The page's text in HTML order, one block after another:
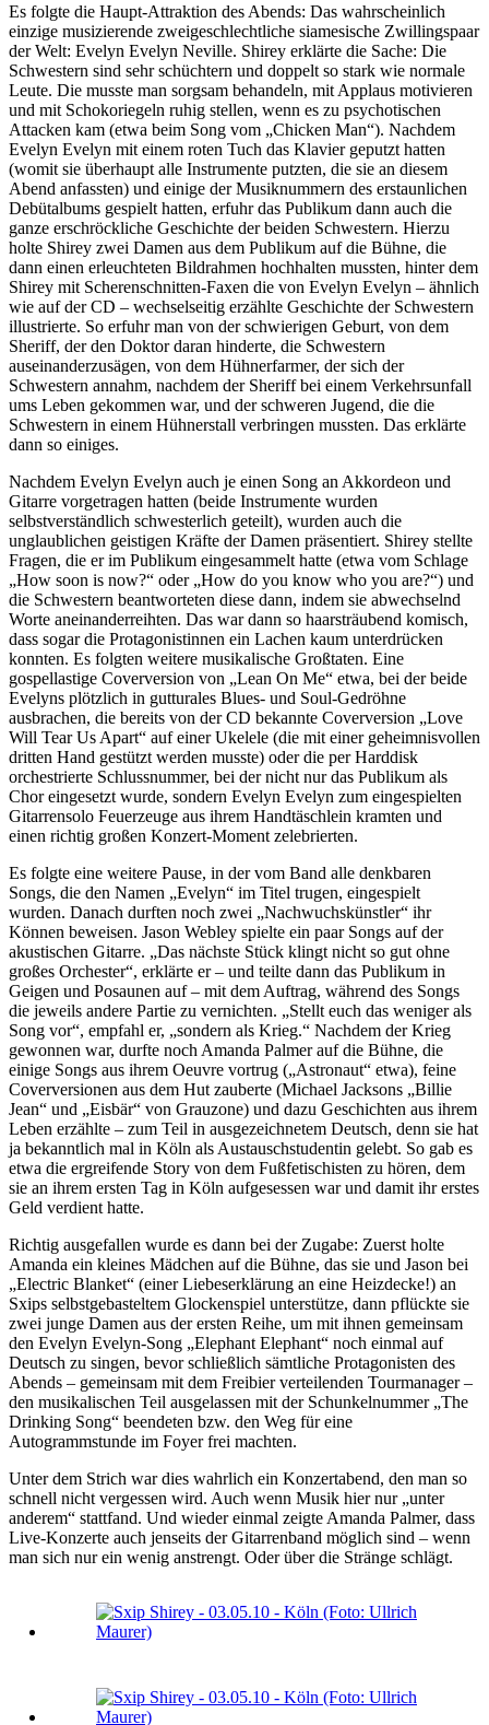
Es folgte die Haupt-Attraktion des Abends: Das wahrscheinlich
einzige musizierende zweigeschlechtliche siamesische Zwillingspaar
der Welt: Evelyn Evelyn Neville. Shirey erklärte die Sache: Die
Schwestern sind sehr schüchtern und doppelt so stark wie normale
Leute. Die musste man sorgsam behandeln, mit Applaus motivieren
und mit Schokoriegeln ruhig stellen, wenn es zu psychotischen
Attacken kam (etwa beim Song vom „Chicken Man“). Nachdem
Evelyn Evelyn mit einem roten Tuch das Klavier geputzt hatten
(womit sie überhaupt alle Instrumente putzten, die sie an diesem
Abend anfassten) und einige der Musiknummern des erstaunlichen
Debütalbums gespielt hatten, erfuhr das Publikum dann auch die
ganze erschröckliche Geschichte der beiden Schwestern. Hierzu
holte Shirey zwei Damen aus dem Publikum auf die Bühne, die
dann einen erleuchteten Bildrahmen hochhalten mussten, hinter dem
Shirey mit Scherenschnitten-Faxen die von Evelyn Evelyn – ähnlich
wie auf der CD – wechselseitig erzählte Geschichte der Schwestern
illustrierte. So erfuhr man von der schwierigen Geburt, von dem
Sheriff, der den Doktor daran hinderte, die Schwestern
auseinanderzusägen, von dem Hühnerfarmer, der sich der
Schwestern annahm, nachdem der Sheriff bei einem Verkehrsunfall
ums Leben gekommen war, und der schweren Jugend, die die
Schwestern in einem Hühnerstall verbringen mussten. Das erklärte
dann so einiges.
Nachdem Evelyn Evelyn auch je einen Song an Akkordeon und
Gitarre vorgetragen hatten (beide Instrumente wurden
selbstverständlich schwesterlich geteilt), wurden auch die
unglaublichen geistigen Kräfte der Damen präsentiert. Shirey stellte
Fragen, die er im Publikum eingesammelt hatte (etwa vom Schlage
„How soon is now?“ oder „How do you know who you are?“) und
die Schwestern beantworteten diese dann, indem sie abwechselnd
Worte aneinanderreihten. Das war dann so haarsträubend komisch,
dass sogar die Protagonistinnen ein Lachen kaum unterdrücken
konnten. Es folgten weitere musikalische Großtaten. Eine
gospellastige Coverversion von „Lean On Me“ etwa, bei der beide
Evelyns plötzlich in gutturales Blues- und Soul-Gedröhne
ausbrachen, die bereits von der CD bekannte Coverversion „Love
Will Tear Us Apart“ auf einer Ukelele (die mit einer geheimnisvollen
dritten Hand gestützt werden musste) oder die per Harddisk
orchestrierte Schlussnummer, bei der nicht nur das Publikum als
Chor eingesetzt wurde, sondern Evelyn Evelyn zum eingespielten
Gitarrensolo Feuerzeuge aus ihrem Handtäschlein kramten und
einen richtig großen Konzert-Moment zelebrierten.
Es folgte eine weitere Pause, in der vom Band alle denkbaren
Songs, die den Namen „Evelyn“ im Titel trugen, eingespielt
wurden. Danach durften noch zwei „Nachwuchskünstler“ ihr
Können beweisen. Jason Webley spielte ein paar Songs auf der
akustischen Gitarre. „Das nächste Stück klingt nicht so gut ohne
großes Orchester“, erklärte er – und teilte dann das Publikum in
Geigen und Posaunen auf – mit dem Auftrag, während des Songs
die jeweils andere Partie zu vernichten. „Stellt euch das weniger als
Song vor“, empfahl er, „sondern als Krieg.“ Nachdem der Krieg
gewonnen war, durfte noch Amanda Palmer auf die Bühne, die
einige Songs aus ihrem Oeuvre vortrug („Astronaut“ etwa), feine
Coverversionen aus dem Hut zauberte (Michael Jacksons „Billie
Jean“ und „Eisbär“ von Grauzone) und dazu Geschichten aus ihrem
Leben erzählte – zum Teil in ausgezeichnetem Deutsch, denn sie hat
ja bekanntlich mal in Köln als Austauschstudentin gelebt. So gab es
etwa die ergreifende Story von dem Fußfetischisten zu hören, dem
sie an ihrem ersten Tag in Köln aufgesessen war und damit ihr erstes
Geld verdient hatte.
Richtig ausgefallen wurde es dann bei der Zugabe: Zuerst holte
Amanda ein kleines Mädchen auf die Bühne, das sie und Jason bei
„Electric Blanket“ (einer Liebeserklärung an eine Heizdecke!) an
Sxips selbstgebasteltem Glockenspiel unterstütze, dann pflückte sie
zwei junge Damen aus der ersten Reihe, um mit ihnen gemeinsam
den Evelyn Evelyn-Song „Elephant Elephant“ noch einmal auf
Deutsch zu singen, bevor schließlich sämtliche Protagonisten des
Abends – gemeinsam mit dem Freibier verteilenden Tourmanager –
den musikalischen Teil ausgelassen mit der Schunkelnummer „The
Drinking Song“ beendeten bzw. den Weg für eine
Autogrammstunde im Foyer frei machten.
Unter dem Strich war dies wahrlich ein Konzertabend, den man so
schnell nicht vergessen wird. Auch wenn Musik hier nur „unter
anderem“ stattfand. Und wieder einmal zeigte Amanda Palmer, dass
Live-Konzerte auch jenseits der Gitarrenband möglich sind – wenn
man sich nur ein wenig anstrengt. Oder über die Stränge schlägt.